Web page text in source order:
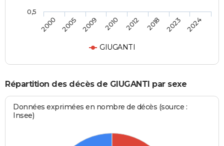
GIUGANTI
2000 2005 2009 2010 2012 2018 2023 2024
0,5
Répartition des décès de GIUGANTI par sexe
Données exprimées en nombre de décès (source :
Insee)